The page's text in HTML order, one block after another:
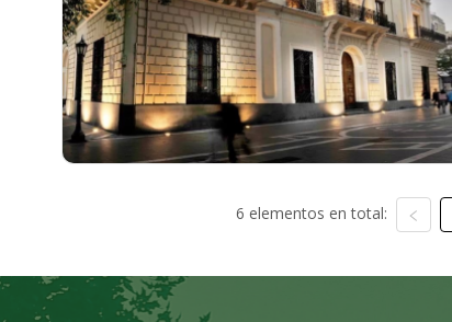
6 elementos en total: